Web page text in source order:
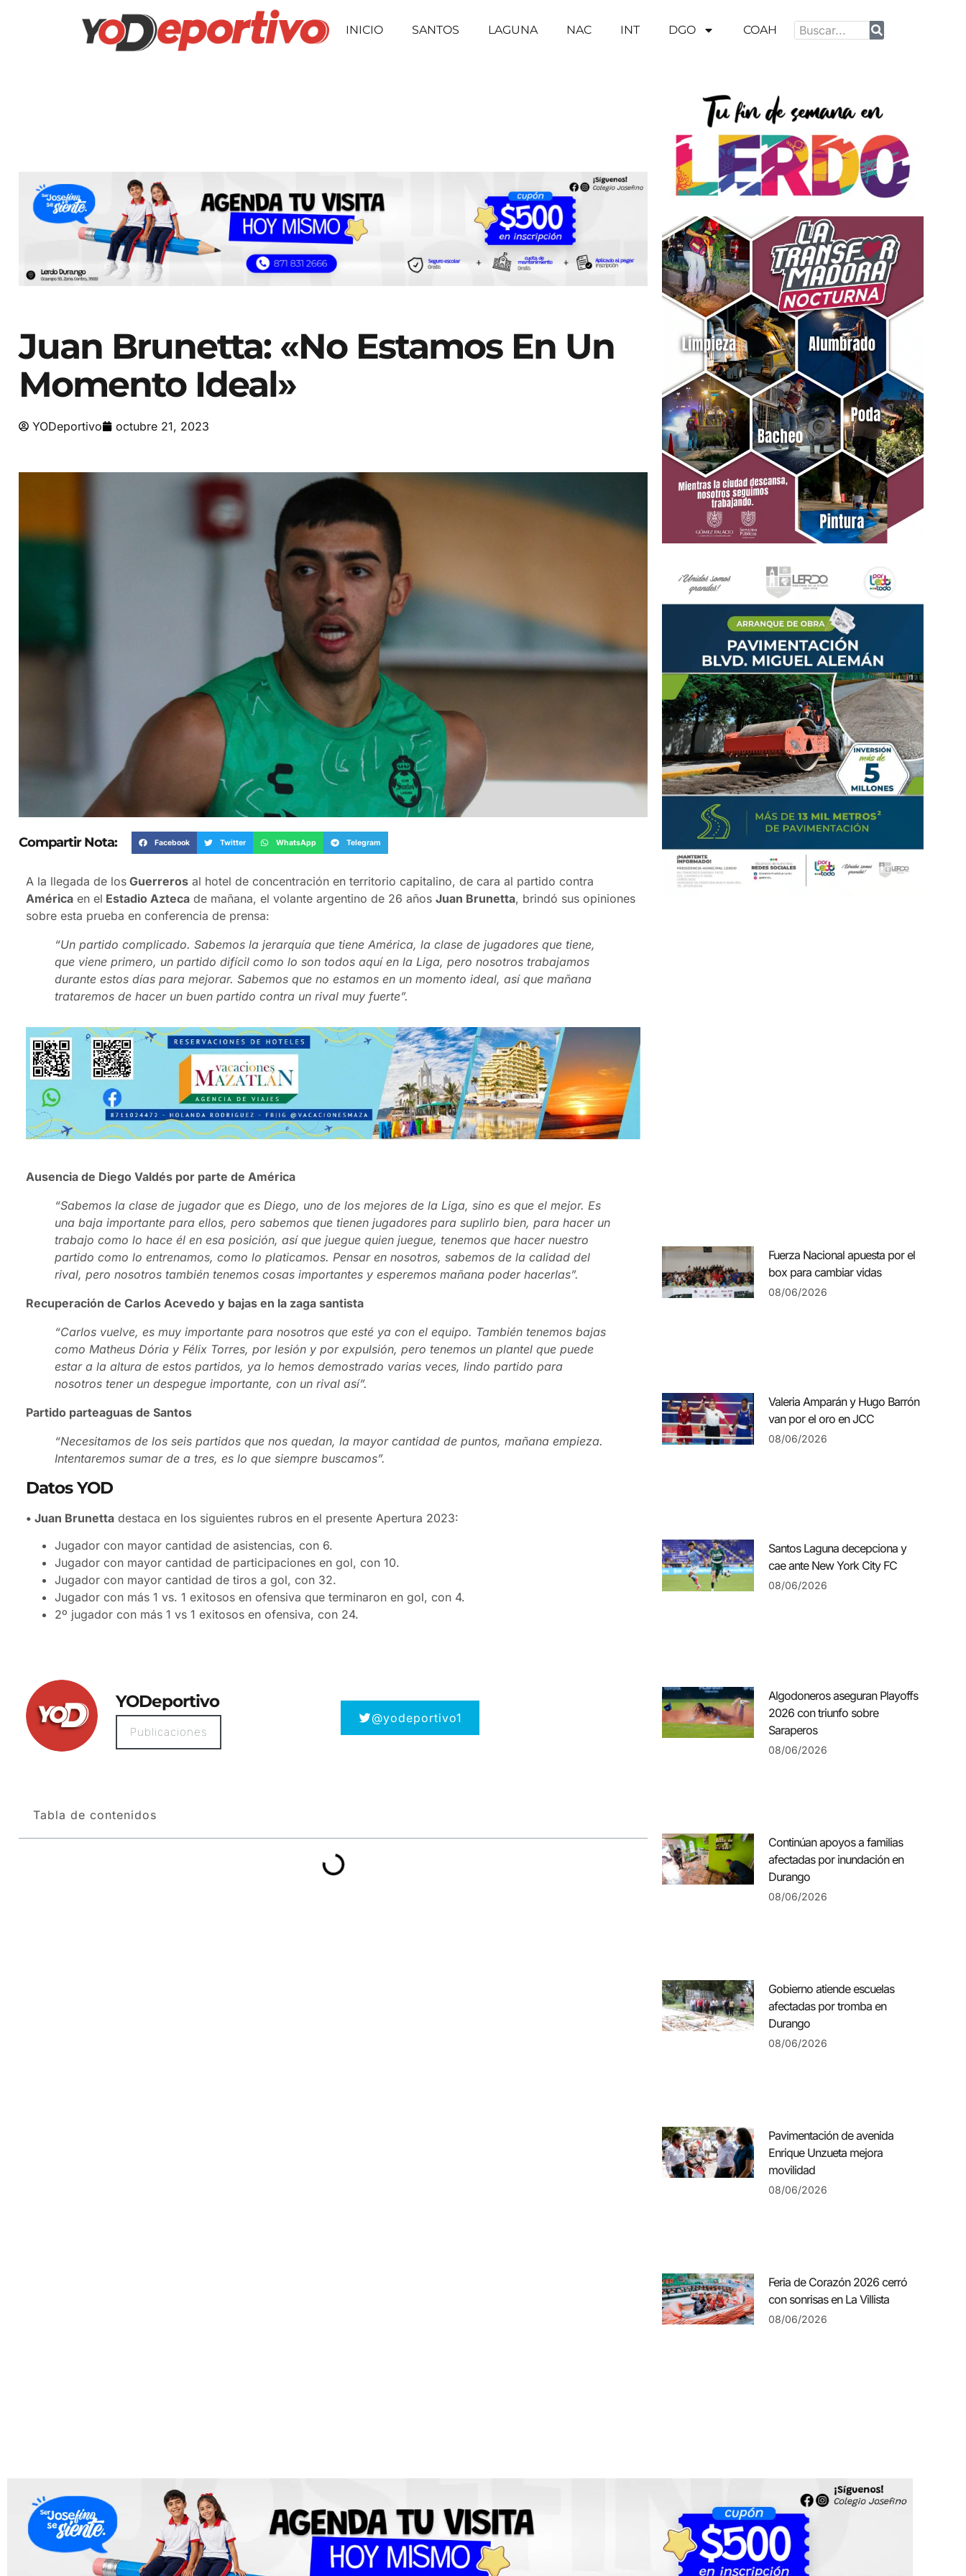
INICIO SANTOS LAGUNA NAC INT DGO COAH
Juan Brunetta: «No Estamos En Un
Momento Ideal»
YODeportivo octubre 21, 2023
Compartir Nota: Facebook Twitter WhatsApp Telegram
A la llegada de los Guerreros al hotel de concentración en territorio capitalino, de cara al partido contra
América en el Estadio Azteca de mañana, el volante argentino de 26 años Juan Brunetta, brindó sus opiniones
sobre esta prueba en conferencia de prensa:
“Un partido complicado. Sabemos la jerarquía que tiene América, la clase de jugadores que tiene,
que viene primero, un partido difícil como lo son todos aquí en la Liga, pero nosotros trabajamos
durante estos días para mejorar. Sabemos que no estamos en un momento ideal, así que mañana
trataremos de hacer un buen partido contra un rival muy fuerte”.
Ausencia de Diego Valdés por parte de América
“Sabemos la clase de jugador que es Diego, uno de los mejores de la Liga, sino es que el mejor. Es
una baja importante para ellos, pero sabemos que tienen jugadores para suplirlo bien, para hacer un
trabajo como lo hace él en esa posición, así que juegue quien juegue, tenemos que hacer nuestro
partido como lo entrenamos, como lo platicamos. Pensar en nosotros, sabemos de la calidad del
rival, pero nosotros también tenemos cosas importantes y esperemos mañana poder hacerlas”.
Recuperación de Carlos Acevedo y bajas en la zaga santista
“Carlos vuelve, es muy importante para nosotros que esté ya con el equipo. También tenemos bajas
como Matheus Dória y Félix Torres, por lesión y por expulsión, pero tenemos un plantel que puede
estar a la altura de estos partidos, ya lo hemos demostrado varias veces, lindo partido para
nosotros tener un despegue importante, con un rival así”.
Partido parteaguas de Santos
“Necesitamos de los seis partidos que nos quedan, la mayor cantidad de puntos, mañana empieza.
Intentaremos sumar de a tres, es lo que siempre buscamos”.
Datos YOD
• Juan Brunetta destaca en los siguientes rubros en el presente Apertura 2023:
Jugador con mayor cantidad de asistencias, con 6.
Jugador con mayor cantidad de participaciones en gol, con 10.
Jugador con mayor cantidad de tiros a gol, con 32.
Jugador con más 1 vs. 1 exitosos en ofensiva que terminaron en gol, con 4.
2º jugador con más 1 vs 1 exitosos en ofensiva, con 24.
YODeportivo
Publicaciones
@yodeportivo1
Tabla de contenidos
Fuerza Nacional apuesta por el
box para cambiar vidas
08/06/2026
Valeria Amparán y Hugo Barrón
van por el oro en JCC
08/06/2026
Santos Laguna decepciona y
cae ante New York City FC
08/06/2026
Algodoneros aseguran Playoffs
2026 con triunfo sobre
Saraperos
08/06/2026
Continúan apoyos a familias
afectadas por inundación en
Durango
08/06/2026
Gobierno atiende escuelas
afectadas por tromba en
Durango
08/06/2026
Pavimentación de avenida
Enrique Unzueta mejora
movilidad
08/06/2026
Feria de Corazón 2026 cerró
con sonrisas en La Villista
08/06/2026